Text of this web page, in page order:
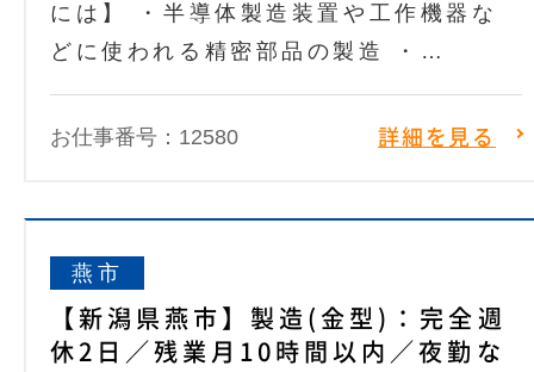
には】 ・半導体製造装置や工作機器な
どに使われる精密部品の製造 ・…
お仕事番号：12580 詳細を見る
燕市
【新潟県燕市】製造(金型)：完全週
休2日／残業月10時間以内／夜勤な